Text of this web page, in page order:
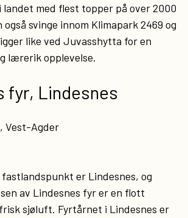
landet med flest topper på over 2000
svinge innom Klimapark 2469 og
like ved Juvasshytta for en
lærerik opplevelse.
fyr, Lindesnes
Vest-Agder
er Lindesnes, og
av Lindesnes fyr er en flott
sjøluft. Fyrtårnet i Lindesnes er